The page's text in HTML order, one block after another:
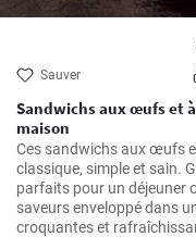
Sauver
Sandwichs aux œufs et
maison
Ces sandwichs aux œufs
classique, simple et sain.
parfaits pour un déjeuner
saveurs enveloppé dans
croquantes et